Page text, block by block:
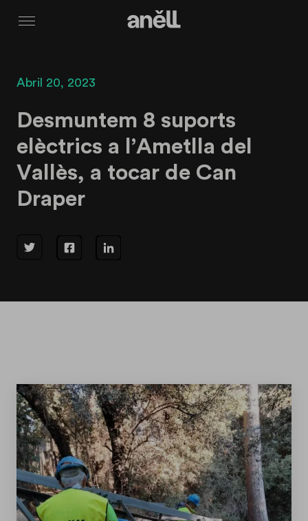
Menú
Abril 20, 2023
Desmuntem 8 suports
elèctrics a l’Ametlla del
Vallès, a tocar de Can
Draper